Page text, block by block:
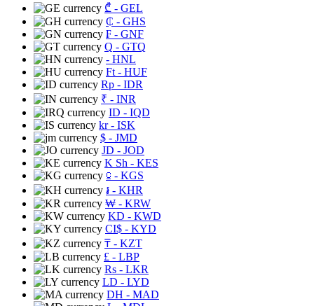
₾ - GEL
₵ - GHS
₣ - GNF
Q - GTQ
- HNL
Ft - HUF
Rp - IDR
₹ - INR
ID - IQD
kr- ISK
$ - JMD
JD - JOD
K Sh - KES
⃀ - KGS
៛ - KHR
₩ - KRW
KD - KWD
CI$ - KYD
₸ - KZT
£ - LBP
Rs - LKR
LD - LYD
DH - MAD